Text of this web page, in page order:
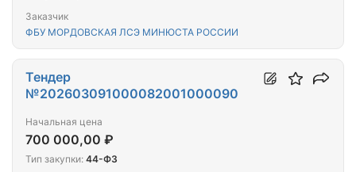
Заказчик
ФБУ МОРДОВСКАЯ ЛСЭ МИНЮСТА РОССИИ
Тендер
№202603091000082001000090
Начальная цена
700 000,00 ₽
Тип закупки: 44-ФЗ